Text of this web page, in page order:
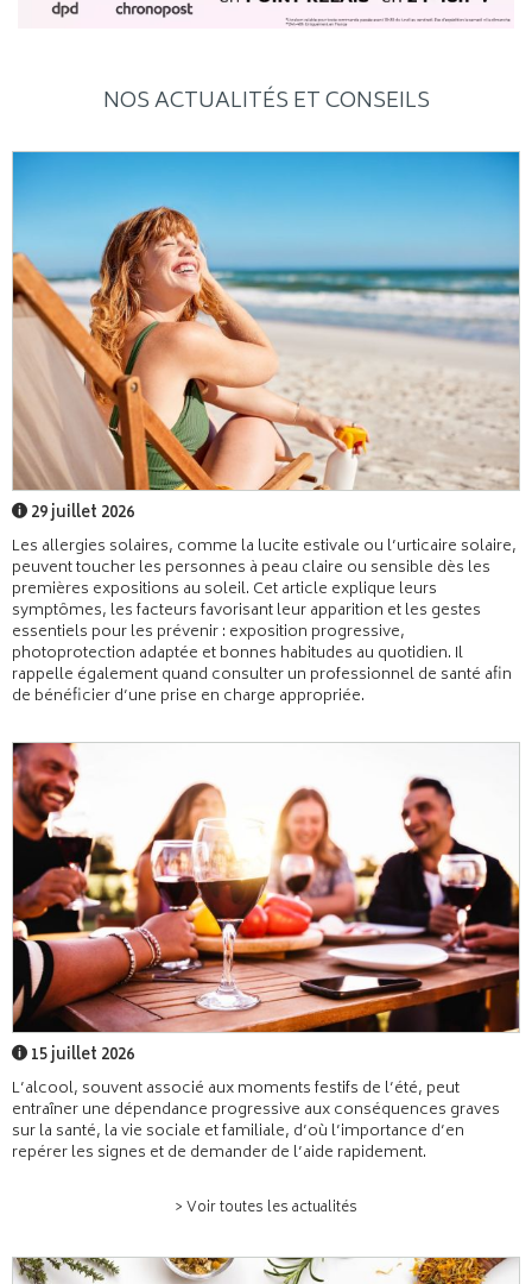
NOS ACTUALITÉS ET CONSEILS
29 juillet 2026
Les allergies solaires, comme la lucite estivale ou l’urticaire solaire,
peuvent toucher les personnes à peau claire ou sensible dès les
premières expositions au soleil. Cet article explique leurs
symptômes, les facteurs favorisant leur apparition et les gestes
essentiels pour les prévenir : exposition progressive,
photoprotection adaptée et bonnes habitudes au quotidien. Il
rappelle également quand consulter un professionnel de santé afin
de bénéficier d’une prise en charge appropriée.
15 juillet 2026
L’alcool, souvent associé aux moments festifs de l’été, peut
entraîner une dépendance progressive aux conséquences graves
sur la santé, la vie sociale et familiale, d’où l’importance d’en
repérer les signes et de demander de l’aide rapidement.
> Voir toutes les actualités